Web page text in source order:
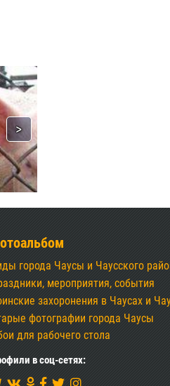
города Чаусы и Чаусского
мероприятия, события
захоронения в Чаусах и
фотографии города Чаусы
для рабочего стола
в соц-сетях: